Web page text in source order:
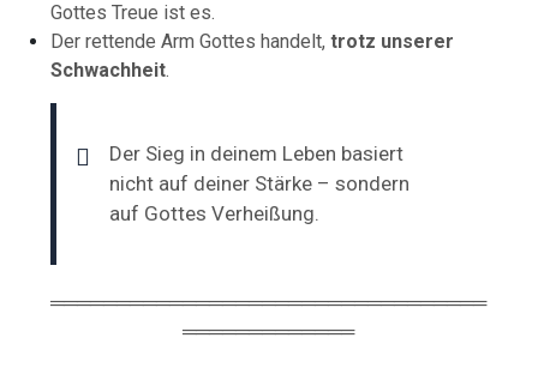
Gottes Treue ist es.
Der rettende Arm Gottes handelt,trotz unserer
Schwachheit.
Der Sieg in deinem Leben basiert
nicht auf deiner Stärke – sondern
auf Gottes Verheißung.
═════════════════════════════════
═════════════